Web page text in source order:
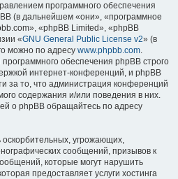
программного обеспечения
(в дальнейшем «они», «программное
«phpBB Limited», «phpBB
«GNU General Public License v2» (в
можно по адресу www.phpbb.com.
обеспечения phpBB строго
интернет-конференций, и phpBB
за то, что администрация конференций
содержания и/или поведения в них.
о phpBB обращайтесь по адресу
угрожающих,
сообщений, призывов к
которые могут нарушить
предоставляет услуги хостинга